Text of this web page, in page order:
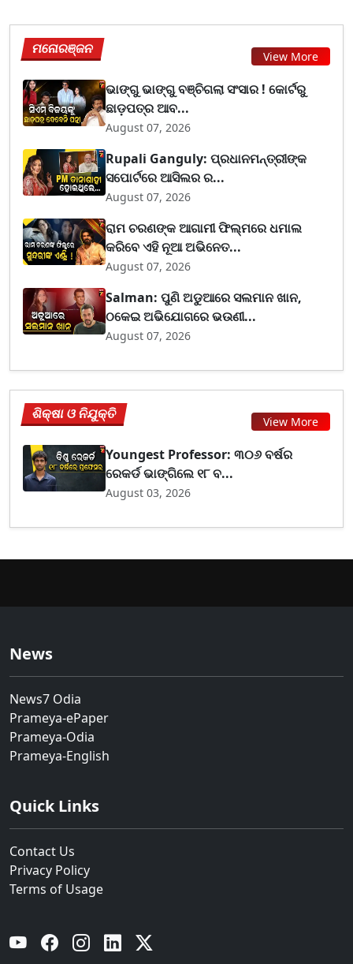
ମନୋରଞ୍ଜନ View More
ଭାଙ୍ଗୁ ଭାଙ୍ଗୁ ବଞ୍ଚିଗଲା ସଂସାର ! କୋର୍ଟରୁ
ଛାଡ଼ପତ୍ର ଆବ...
August 07, 2026
Rupali Ganguly: ପ୍ରଧାନମନ୍ତ୍ରୀଙ୍କ
ସପୋର୍ଟରେ ଆସିଲର ର...
August 07, 2026
ରାମ ଚରଣଙ୍କ ଆଗାମୀ ଫିଲ୍ମରେ ଧମାଲ
କରିବେ ଏହି ନୂଆ ଅଭିନେତ...
August 07, 2026
Salman: ପୁଣି ଅଡୁଆରେ ସଲମାନ ଖାନ,
ଠକେଇ ଅଭିଯୋଗରେ ଭଉଣୀ...
August 07, 2026
ଶିକ୍ଷା ଓ ନିଯୁକ୍ତି View More
Youngest Professor: ୩୦୬ ବର୍ଷର
ରେକର୍ଡ ଭାଙ୍ଗିଲେ ୧୮ ବ...
August 03, 2026
News
News7 Odia
Prameya-ePaper
Prameya-Odia
Prameya-English
Quick Links
Contact Us
Privacy Policy
Terms of Usage
YouTube Facebook Instagram Linkedin